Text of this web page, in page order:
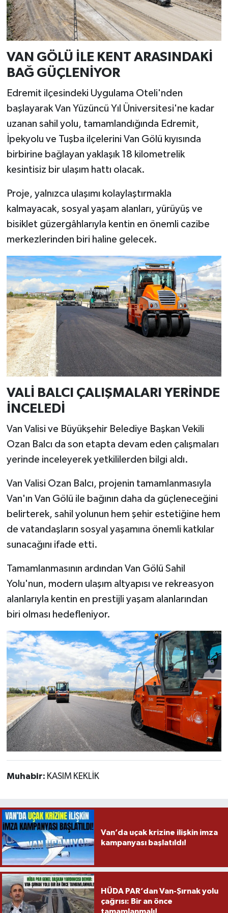
VAN GÖLÜ İLE KENT ARASINDAKİ
BAĞ GÜÇLENİYOR
Edremit ilçesindeki Uygulama Oteli'nden
başlayarak Van Yüzüncü Yıl Üniversitesi'ne kadar
uzanan sahil yolu, tamamlandığında Edremit,
İpekyolu ve Tuşba ilçelerini Van Gölü kıyısında
birbirine bağlayan yaklaşık 18 kilometrelik
kesintisiz bir ulaşım hattı olacak.
Proje, yalnızca ulaşımı kolaylaştırmakla
kalmayacak, sosyal yaşam alanları, yürüyüş ve
bisiklet güzergâhlarıyla kentin en önemli cazibe
merkezlerinden biri haline gelecek.
VALİ BALCI ÇALIŞMALARI YERİNDE
İNCELEDİ
Van Valisi ve Büyükşehir Belediye Başkan Vekili
Ozan Balcı da son etapta devam eden çalışmaları
yerinde inceleyerek yetkililerden bilgi aldı.
Van Valisi Ozan Balcı, projenin tamamlanmasıyla
Van'ın Van Gölü ile bağının daha da güçleneceğini
belirterek, sahil yolunun hem şehir estetiğine hem
de vatandaşların sosyal yaşamına önemli katkılar
sunacağını ifade etti.
Tamamlanmasının ardından Van Gölü Sahil
Yolu'nun, modern ulaşım altyapısı ve rekreasyon
alanlarıyla kentin en prestijli yaşam alanlarından
biri olması hedefleniyor.
Muhabir: KASIM KEKLİK
Van’da uçak krizine ilişkin imza
kampanyası başlatıldı!
HÜDA PAR’dan Van-Şırnak yolu
çağrısı: Bir an önce